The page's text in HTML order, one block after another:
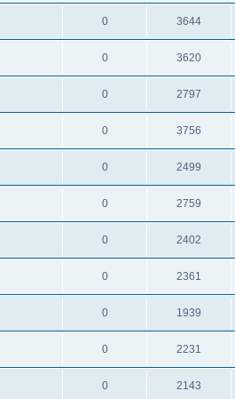
0 3644
0 3620
0 2797
0 3756
0 2499
0 2759
0 2402
0 2361
0 1939
0 2231
0 2143